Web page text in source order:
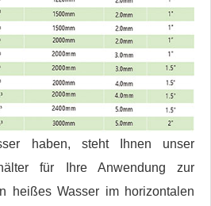
haben, steht Ihnen unser
für Ihre Anwendung zur
heißes Wasser im horizontalen